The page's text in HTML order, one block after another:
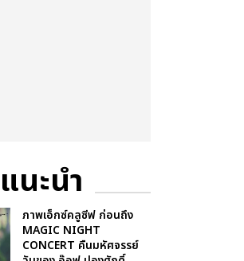
แนะนำ
ภาพเอ็กซ์คลูซีฟ ก่อนถึง
MAGIC NIGHT
CONCERT คืนมหัศจรรย์